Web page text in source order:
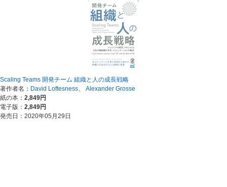
Scaling Teams 開発チーム 組織と人の成長戦略
著作者名： David Loftesness、 Alexander Grosse
紙の本： 2,849円
電子版： 2,849円
発売日：2020年05月29日